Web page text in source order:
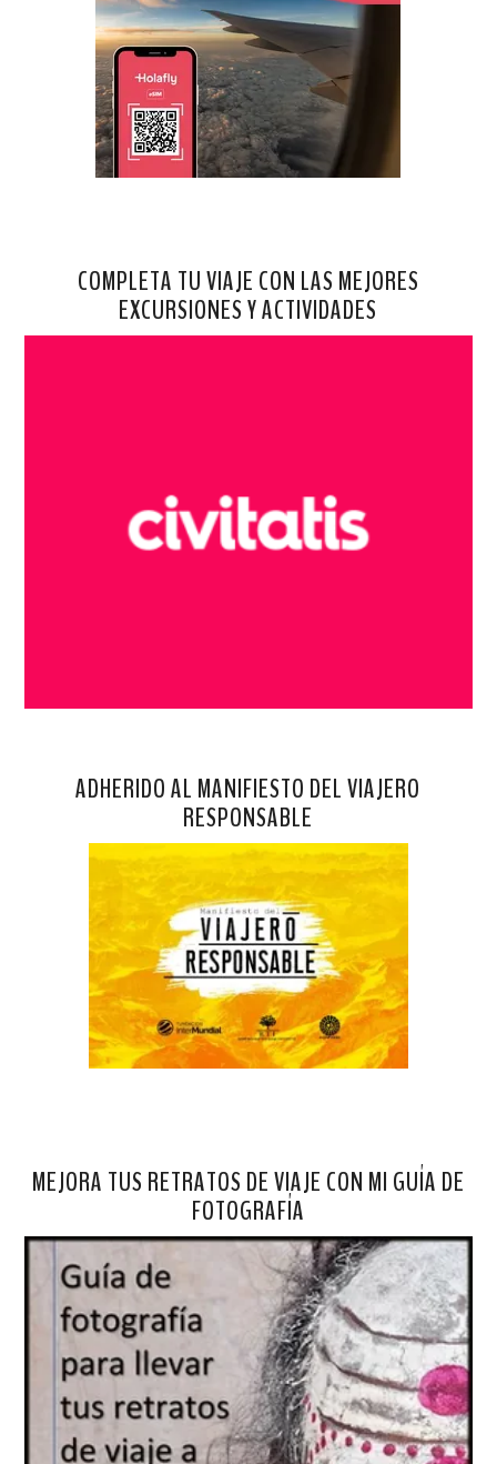
COMPLETA TU VIAJE CON LAS MEJORES
EXCURSIONES Y ACTIVIDADES
ADHERIDO AL MANIFIESTO DEL VIAJERO
RESPONSABLE
MEJORA TUS RETRATOS DE VIAJE CON MI GUÍA DE
FOTOGRAFÍA